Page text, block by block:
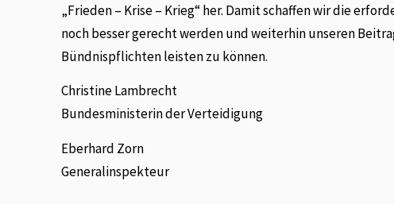
„Frieden – Krise – Krieg“ her. Damit schaffen wir die
noch besser gerecht werden und weiterhin unseren
Bündnispflichten leisten zu können.
Christine Lambrecht
Bundesministerin der Verteidigung
Eberhard Zorn
Generalinspekteur